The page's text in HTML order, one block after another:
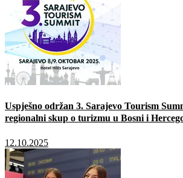
Uspješno održan 3. Sarajevo Tourism
regionalni skup o turizmu u Bosni i
12.10.2025